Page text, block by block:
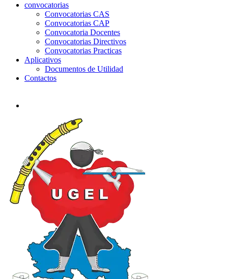
convocatorias
Convocatorias CAS
Convocatorias CAP
Convocatoria Docentes
Convocatorias Directivos
Convocatorias Practicas
Aplicativos
Documentos de Utilidad
Contactos